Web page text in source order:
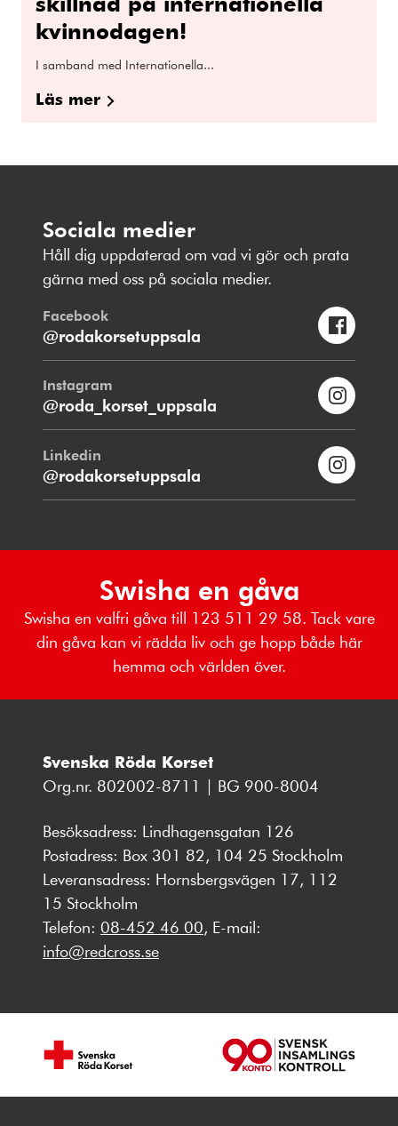
kvinnodagen!
I samband med Internationella...
Läs mer
Sociala medier
Håll dig uppdaterad om vad vi gör och prata
gärna med oss på sociala medier.
Facebook
@rodakorsetuppsala
Instagram
@roda_korset_uppsala
Linkedin
@rodakorsetuppsala
Swisha en gåva
Swisha en valfri gåva till 123 511 29 58. Tack vare
din gåva kan vi rädda liv och ge hopp både här
hemma och världen över.
Svenska Röda Korset
Org.nr. 802002-8711 | BG 900-8004
Besöksadress: Lindhagensgatan 126
Postadress: Box 301 82, 104 25 Stockholm
Leveransadress: Hornsbergsvägen 17, 112
15 Stockholm
Telefon: 08-452 46 00, E-mail:
info@redcross.se